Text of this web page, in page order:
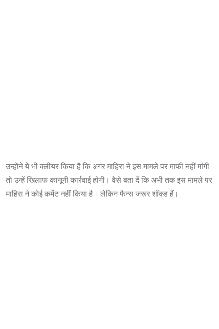
उन्होंने ये भी क्लीयर किया है कि अगर माहिरा ने इस मामले पर माफी नहीं मांगी
तो उन्हें खिलाफ कानूनी कार्रवाई होगी। वैसे बता दें कि अभी तक इस मामले पर
माहिरा ने कोई कमेंट नहीं किया है। लेकिन फैन्स जरूर शॉक्ड हैं।